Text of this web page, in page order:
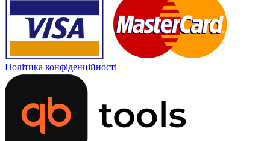
Політика конфіденційності